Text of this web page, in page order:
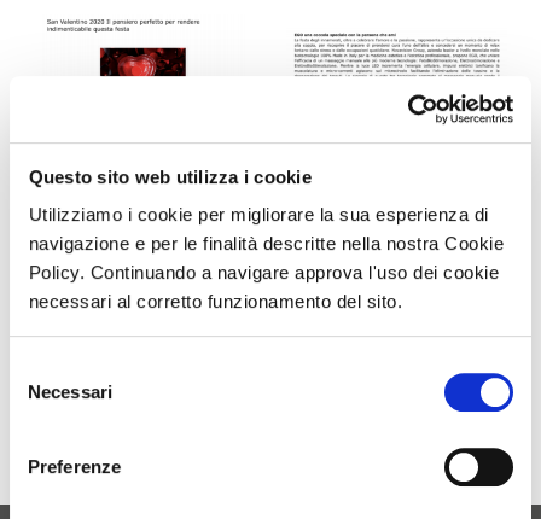
Questo sito web utilizza i cookie
Utilizziamo i cookie per migliorare la sua esperienza di
navigazione e per le finalità descritte nella nostra Cookie
Policy. Continuando a navigare approva l'uso dei cookie
necessari al corretto funzionamento del sito.
delNecessari
Preferenze
Scarica il file PDF
RITAGLIO DI STAMPA AD USO ESCLUSIVO NOVAVISION GROUP SPA, NON